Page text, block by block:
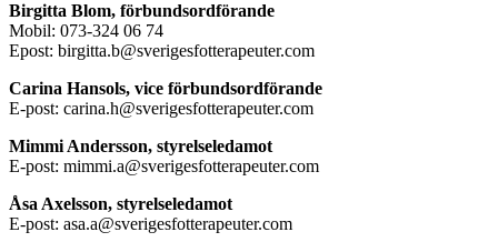
Birgitta Blom, förbundsordförande
Mobil: 073-324 06 74
Epost: birgitta.b@sverigesfotterapeuter.com
Carina Hansols, vice förbundsordförande
E-post: carina.h@sverigesfotterapeuter.com
Mimmi Andersson, styrelseledamot
E-post: mimmi.a@sverigesfotterapeuter.com
Åsa Axelsson, styrelseledamot
E-post: asa.a@sverigesfotterapeuter.com